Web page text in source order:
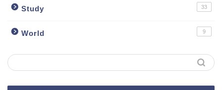
Study 33
World 9